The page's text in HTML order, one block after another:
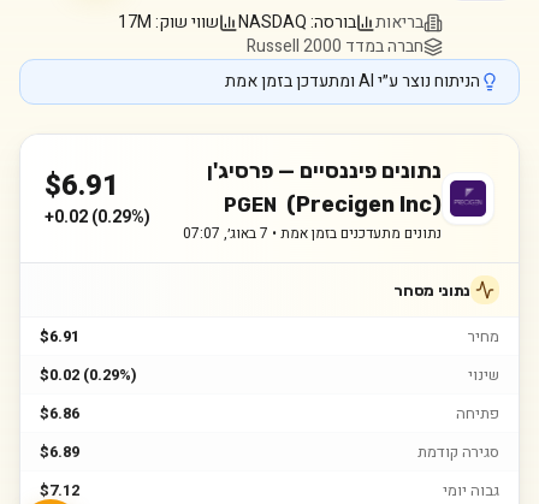
בריאות בורסה:NASDAQ שווי שוק:17M
חברה במדד Russell 2000
הניתוח נוצר ע״י AI ומתעדכן בזמן אמת
נתונים פיננסיים — פרסיג'ן
(Precigen Inc)
PGEN
נתונים מתעדכנים בזמן אמת • 7 באוג׳, 07:07
$6.91
+0.02(0.29%)
נתוני מסחר
מחיר
$6.91
שינוי
$0.02 (0.29%)
פתיחה
$6.86
סגירה קודמת
$6.89
גבוה יומי
$7.12